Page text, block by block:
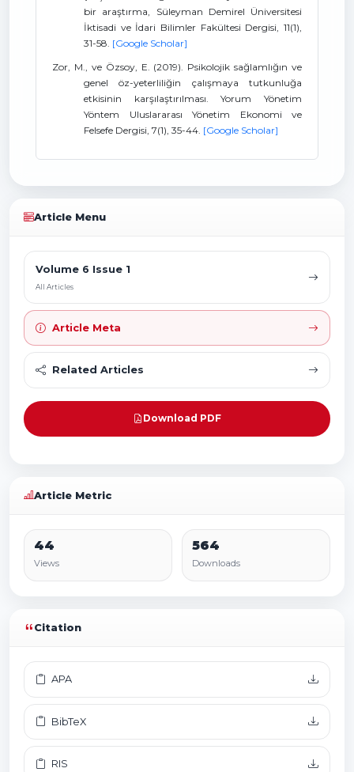
bir araştırma, Süleyman Demirel Üniversitesi
İktisadi ve İdari Bilimler Fakültesi Dergisi, 11(1),
31-58. [Google Scholar]
Zor, M., ve Özsoy, E. (2019). Psikolojik sağlamlığın ve
genel öz-yeterliliğin çalışmaya tutkunluğa
etkisinin karşılaştırılması. Yorum Yönetim
Yöntem Uluslararası Yönetim Ekonomi ve
Felsefe Dergisi, 7(1), 35-44. [Google Scholar]
Article Menu
Volume 6 Issue 1
All Articles
Article Meta
Related Articles
Download PDF
Article Metric
44
Views
564
Downloads
Citation
APA
BibTeX
RIS